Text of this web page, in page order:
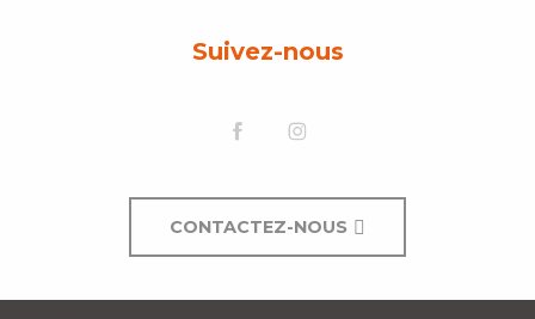
Suivez-nous
CONTACTEZ-NOUS